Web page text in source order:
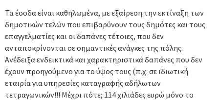
Τα έσοδα είναι καθηλωμένα, με εξαίρεση την εκτίναξη των
δημοτικών τελών που επιβαρύνουν τους δημότες και τους
επαγγελματίες και οι δαπάνες τέτοιες, που δεν
ανταποκρίνονται σε σημαντικές ανάγκες της πόλης.
Ανέδειξα ενδεικτικά και χαρακτηριστικά δαπάνες που δεν
έχουν προηγούμενο για το ύψος τους (π.χ. σε ιδιωτική
εταιρία για υπηρεσίες καταγραφής αδήλωτων
τετραγωνικών!!! Μέχρι πότε; 114 χιλιάδες ευρώ μόνο το